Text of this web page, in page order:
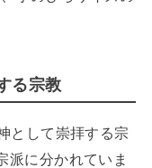
る宗教
として崇拝する宗
派に分かれていま